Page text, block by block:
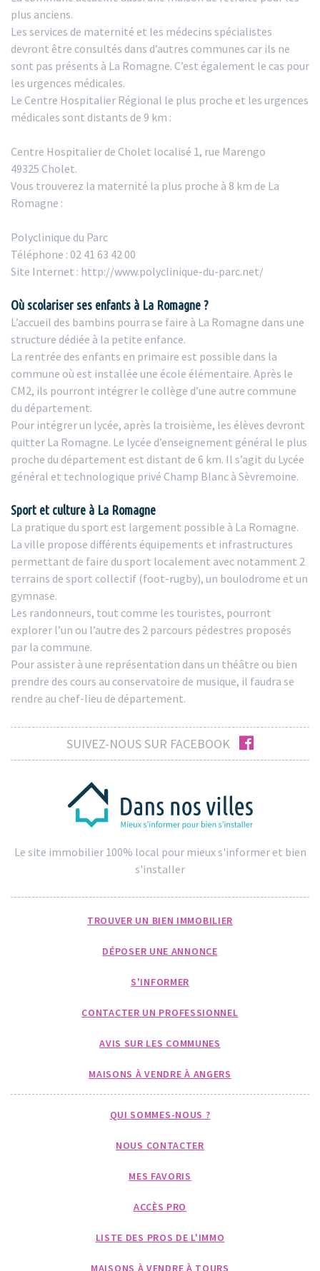
plus anciens.
Les services de maternité et les médecins spécialistes
devront être consultés dans d’autres communes car ils ne
sont pas présents à La Romagne. C’est également le cas pour
les urgences médicales.
Le Centre Hospitalier Régional le plus proche et les urgences
médicales sont distants de 9 km :
Centre Hospitalier de Cholet localisé 1, rue Marengo
49325 Cholet.
Vous trouverez la maternité la plus proche à 8 km de La
Romagne :
Polyclinique du Parc
Téléphone : 02 41 63 42 00
Site Internet : http://www.polyclinique-du-parc.net/
Où scolariser ses enfants à La Romagne ?
L’accueil des bambins pourra se faire à La Romagne dans une
structure dédiée à la petite enfance.
La rentrée des enfants en primaire est possible dans la
commune où est installée une école élémentaire. Après le
CM2, ils pourront intégrer le collège d’une autre commune
du département.
Pour intégrer un lycée, après la troisième, les élèves devront
quitter La Romagne. Le lycée d’enseignement général le plus
proche du département est distant de 6 km. Il s’agit du Lycée
général et technologique privé Champ Blanc à Sèvremoine.
Sport et culture à La Romagne
La pratique du sport est largement possible à La Romagne.
La ville propose différents équipements et infrastructures
permettant de faire du sport localement avec notamment 2
terrains de sport collectif (foot-rugby), un boulodrome et un
gymnase.
Les randonneurs, tout comme les touristes, pourront
explorer l’un ou l’autre des 2 parcours pédestres proposés
par la commune.
Pour assister à une représentation dans un théâtre ou bien
prendre des cours au conservatoire de musique, il faudra se
rendre au chef-lieu de département.
SUIVEZ-NOUS SUR FACEBOOK facebook
Le site immobilier 100% local pour mieux s'informer et bien
s'installer
TROUVER UN BIEN IMMOBILIER
DÉPOSER UNE ANNONCE
S'INFORMER
CONTACTER UN PROFESSIONNEL
AVIS SUR LES COMMUNES
MAISONS À VENDRE À ANGERS
QUI SOMMES-NOUS ?
NOUS CONTACTER
MES FAVORIS
ACCÈS PRO
LISTE DES PROS DE L'IMMO
MAISONS À VENDRE À TOURS